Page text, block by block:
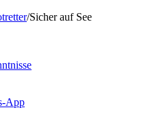
/Sicher auf See
App